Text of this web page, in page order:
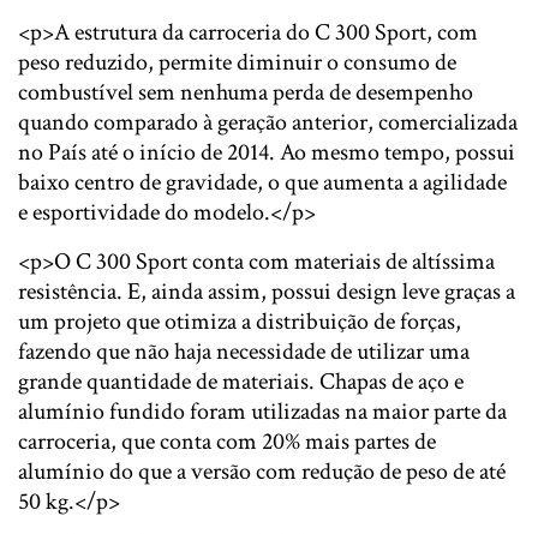
<p>A estrutura da carroceria do C 300 Sport, com
peso reduzido, permite diminuir o consumo de
combustível sem nenhuma perda de desempenho
quando comparado à geração anterior, comercializada
no País até o início de 2014. Ao mesmo tempo, possui
baixo centro de gravidade, o que aumenta a agilidade
e esportividade do modelo.</p>
<p>O C 300 Sport conta com materiais de altíssima
resistência. E, ainda assim, possui design leve graças a
um projeto que otimiza a distribuição de forças,
fazendo que não haja necessidade de utilizar uma
grande quantidade de materiais. Chapas de aço e
alumínio fundido foram utilizadas na maior parte da
carroceria, que conta com 20% mais partes de
alumínio do que a versão com redução de peso de até
50 kg.</p>